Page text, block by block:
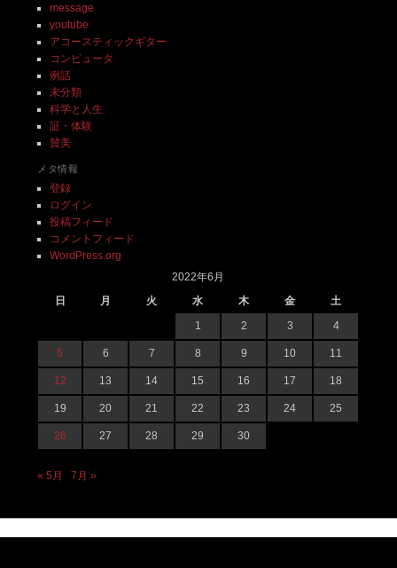
message
youtube
アコースティックギター
コンピュータ
例話
未分類
科学と人生
証・体験
賛美
メタ情報
登録
ログイン
投稿フィード
コメントフィード
WordPress.org
2022年6月
日
月 火 水 木 金
土
1
2 3 4
5 6 7 8 9 10 11
12 13 14 15 16 17 18
19 20 21 22 23 24 25
26 27 28 29 30
« 5月 7月 »